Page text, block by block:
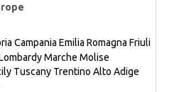
Campania Emilia Romagna Friuli
Marche Molise
Tuscany Trentino Alto Adige